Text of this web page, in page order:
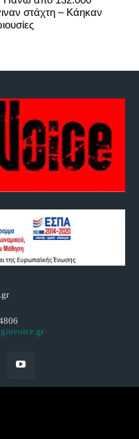
στάχτη – Κάηκαν